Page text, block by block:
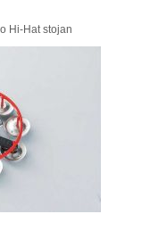
Hi-Hat stojan